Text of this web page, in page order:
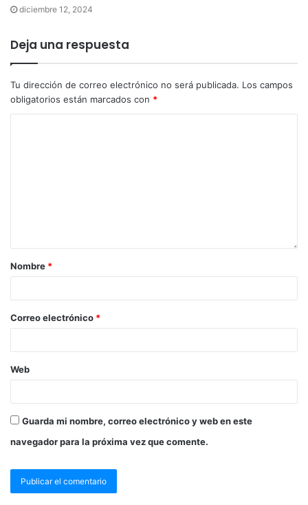
diciembre 12, 2024
Deja una respuesta
Tu dirección de correo electrónico no será publicada. Los campos
obligatorios están marcados con *
Nombre *
Correo electrónico *
Web
Guarda mi nombre, correo electrónico y web en este
navegador para la próxima vez que comente.